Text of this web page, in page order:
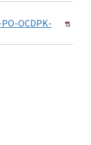
OCDPK-